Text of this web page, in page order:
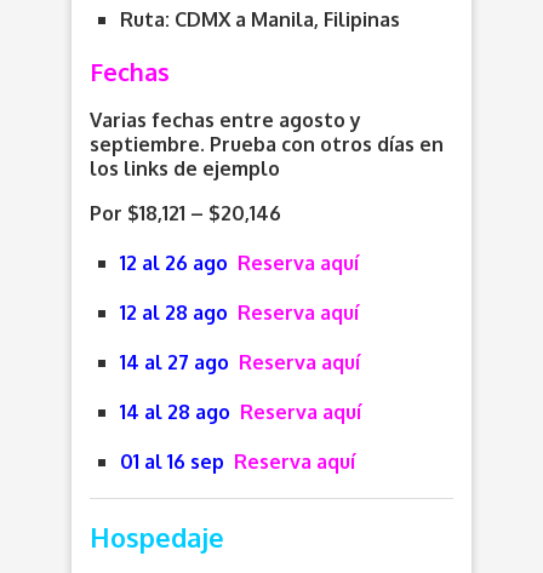
Ruta: CDMX a Manila, Filipinas
Fechas
Varias fechas entre agosto y
septiembre. Prueba con otros días en
los links de ejemplo
Por $18,121 – $20,146
12 al 26 ago Reserva aquí
12 al 28 ago Reserva aquí
14 al 27 ago Reserva aquí
14 al 28 ago Reserva aquí
01 al 16 sep Reserva aquí
Hospedaje